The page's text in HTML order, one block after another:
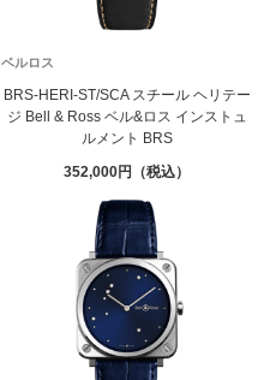
ベルロス
BRS-HERI-ST/SCA スチール ヘリテー
ジ Bell & Ross ベル&ロス インストュ
ルメント BRS
352,000